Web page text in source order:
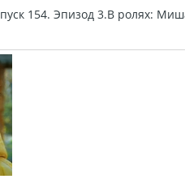
154. Эпизод 3.В ролях: